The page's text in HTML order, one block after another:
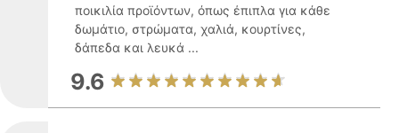
ποικιλία προϊόντων, όπως έπιπλα για κάθε
δωμάτιο, στρώματα, χαλιά, κουρτίνες,
δάπεδα και λευκά ...
9.6